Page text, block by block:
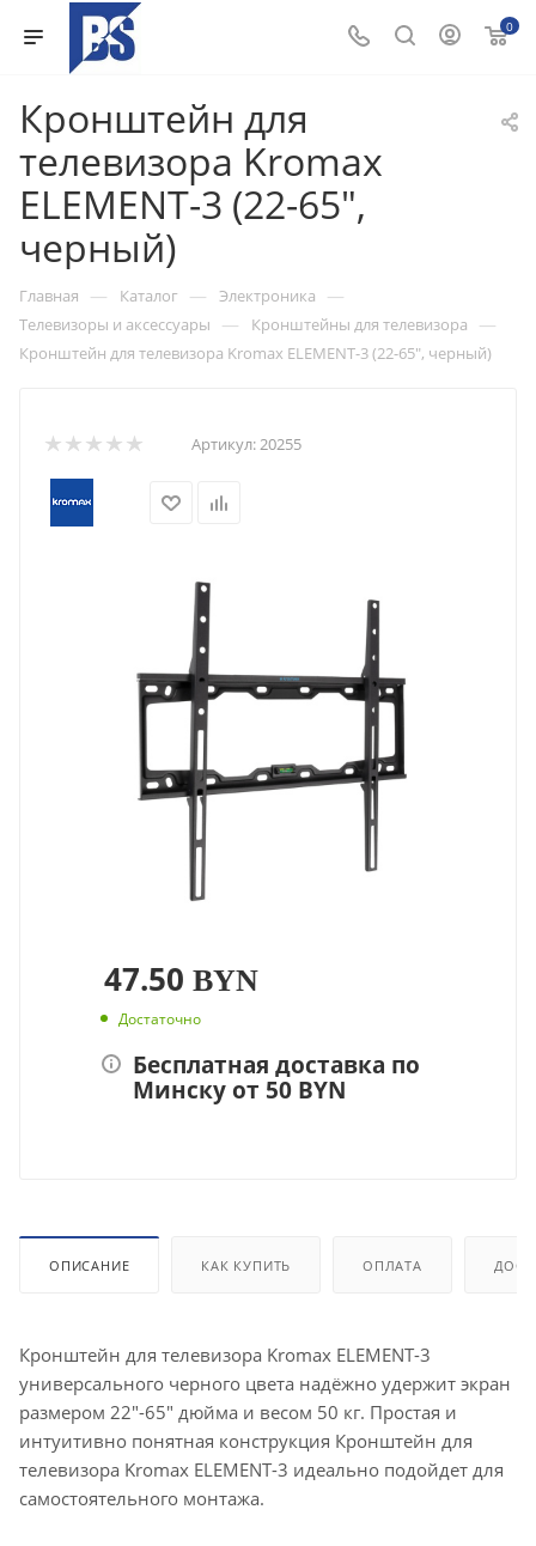
0
Кронштейн для
телевизора Kromax
ELEMENT-3 (22-65",
черный)
Главная — Каталог — Электроника —
Телевизоры и аксессуары — Кронштейны для телевизора —
Кронштейн для телевизора Kromax ELEMENT-3 (22-65", черный)
Артикул:20255
47.50 BYN
Достаточно
Бесплатная доставка по
Минску от 50 BYN
ОПИСАНИЕ КАК КУПИТЬ ОПЛАТА
Кронштейн для телевизора Kromax ELEMENT-3
универсального черного цвета надёжно удержит экран
размером 22"-65" дюйма и весом 50 кг. Простая и
интуитивно понятная конструкция Кронштейн для
телевизора Kromax ELEMENT-3 идеально подойдет для
самостоятельного монтажа.